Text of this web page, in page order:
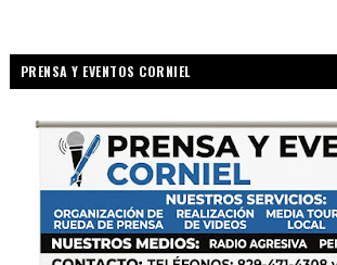
PRENSA Y EVENTOS CORNIEL